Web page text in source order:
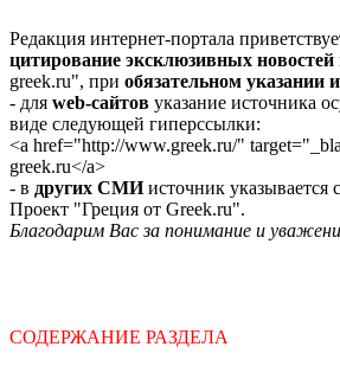
Редакция интернет-портала
цитирование эксклюзивных новостей
greek.ru", при обязательном указании
- для web-сайтов указание источника
виде следующей гиперссылки:
<a href="http://www.greek.ru/"
greek.ru</a>
- в других СМИисточник указывается
Проект "Греция от Greek.ru".
Благодарим Вас за понимание и
СОДЕРЖАНИЕ РАЗДЕЛА